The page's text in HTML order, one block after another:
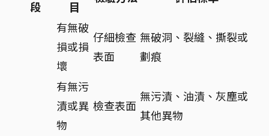
段
目
有無破
損或損
壞
仔細檢查
表面
無破洞、裂縫、撕裂或
劃痕
有無污
漬或異
物
檢查表面
無污漬、油漬、灰塵或
其他異物